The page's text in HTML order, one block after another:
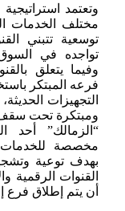
وتعتمد
مختلف الخدمات
توسعية تتبني
تواجده في
وفيما يتعلق
فرعه المبتكر
التجهيزات
ومبتكرة تحت سقف
“الزمالك” أحد
مخصصة
بهدف توعية
القنوات الرقمية
أن يتم إطلاق فرع